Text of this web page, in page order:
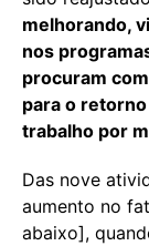
melhorando,
nos
procuram
para o
trabalho por
Das nove
aumento no
abaixo],